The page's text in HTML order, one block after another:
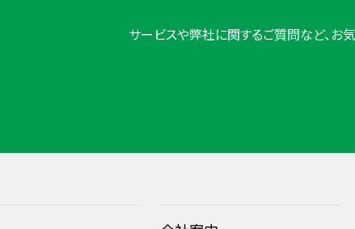
サービスや弊社に関するご質問など、お